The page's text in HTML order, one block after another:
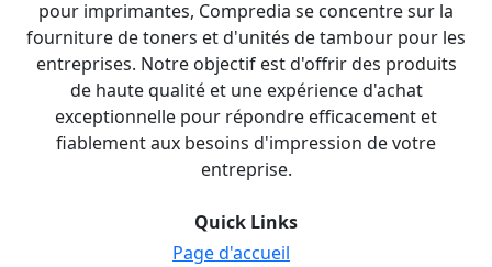
pour imprimantes, Compredia se concentre sur la
fourniture de toners et d'unités de tambour pour les
entreprises. Notre objectif est d'offrir des produits
de haute qualité et une expérience d'achat
exceptionnelle pour répondre efficacement et
fiablement aux besoins d'impression de votre
entreprise.
Quick Links
Page d'accueil